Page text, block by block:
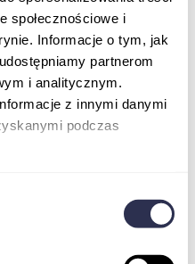
społecznościowe i
Informacje o tym, jak
partnerom
i analitycznym.
z innymi danymi
podczas